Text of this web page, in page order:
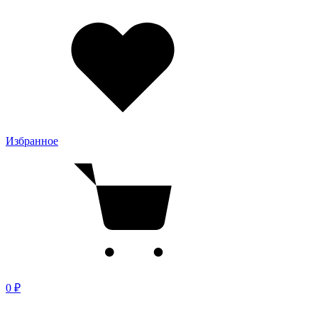
Избранное
0 ₽